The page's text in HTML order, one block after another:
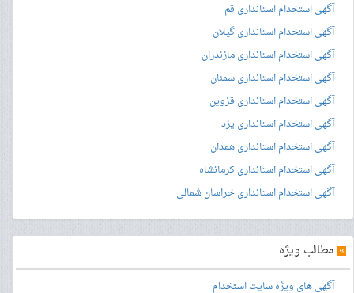
آگهی استخدام استانداری قم
آگهی استخدام استانداری گیلان
آگهی استخدام استانداری مازندران
آگهی استخدام استانداری سمنان
آگهی استخدام استانداری قزوین
آگهی استخدام استانداری یزد
آگهی استخدام استانداری همدان
آگهی استخدام استانداری کرمانشاه
آگهی استخدام استانداری خراسان شمالی
» مطالب ویژه
آگهی های ویژه سایت استخدام